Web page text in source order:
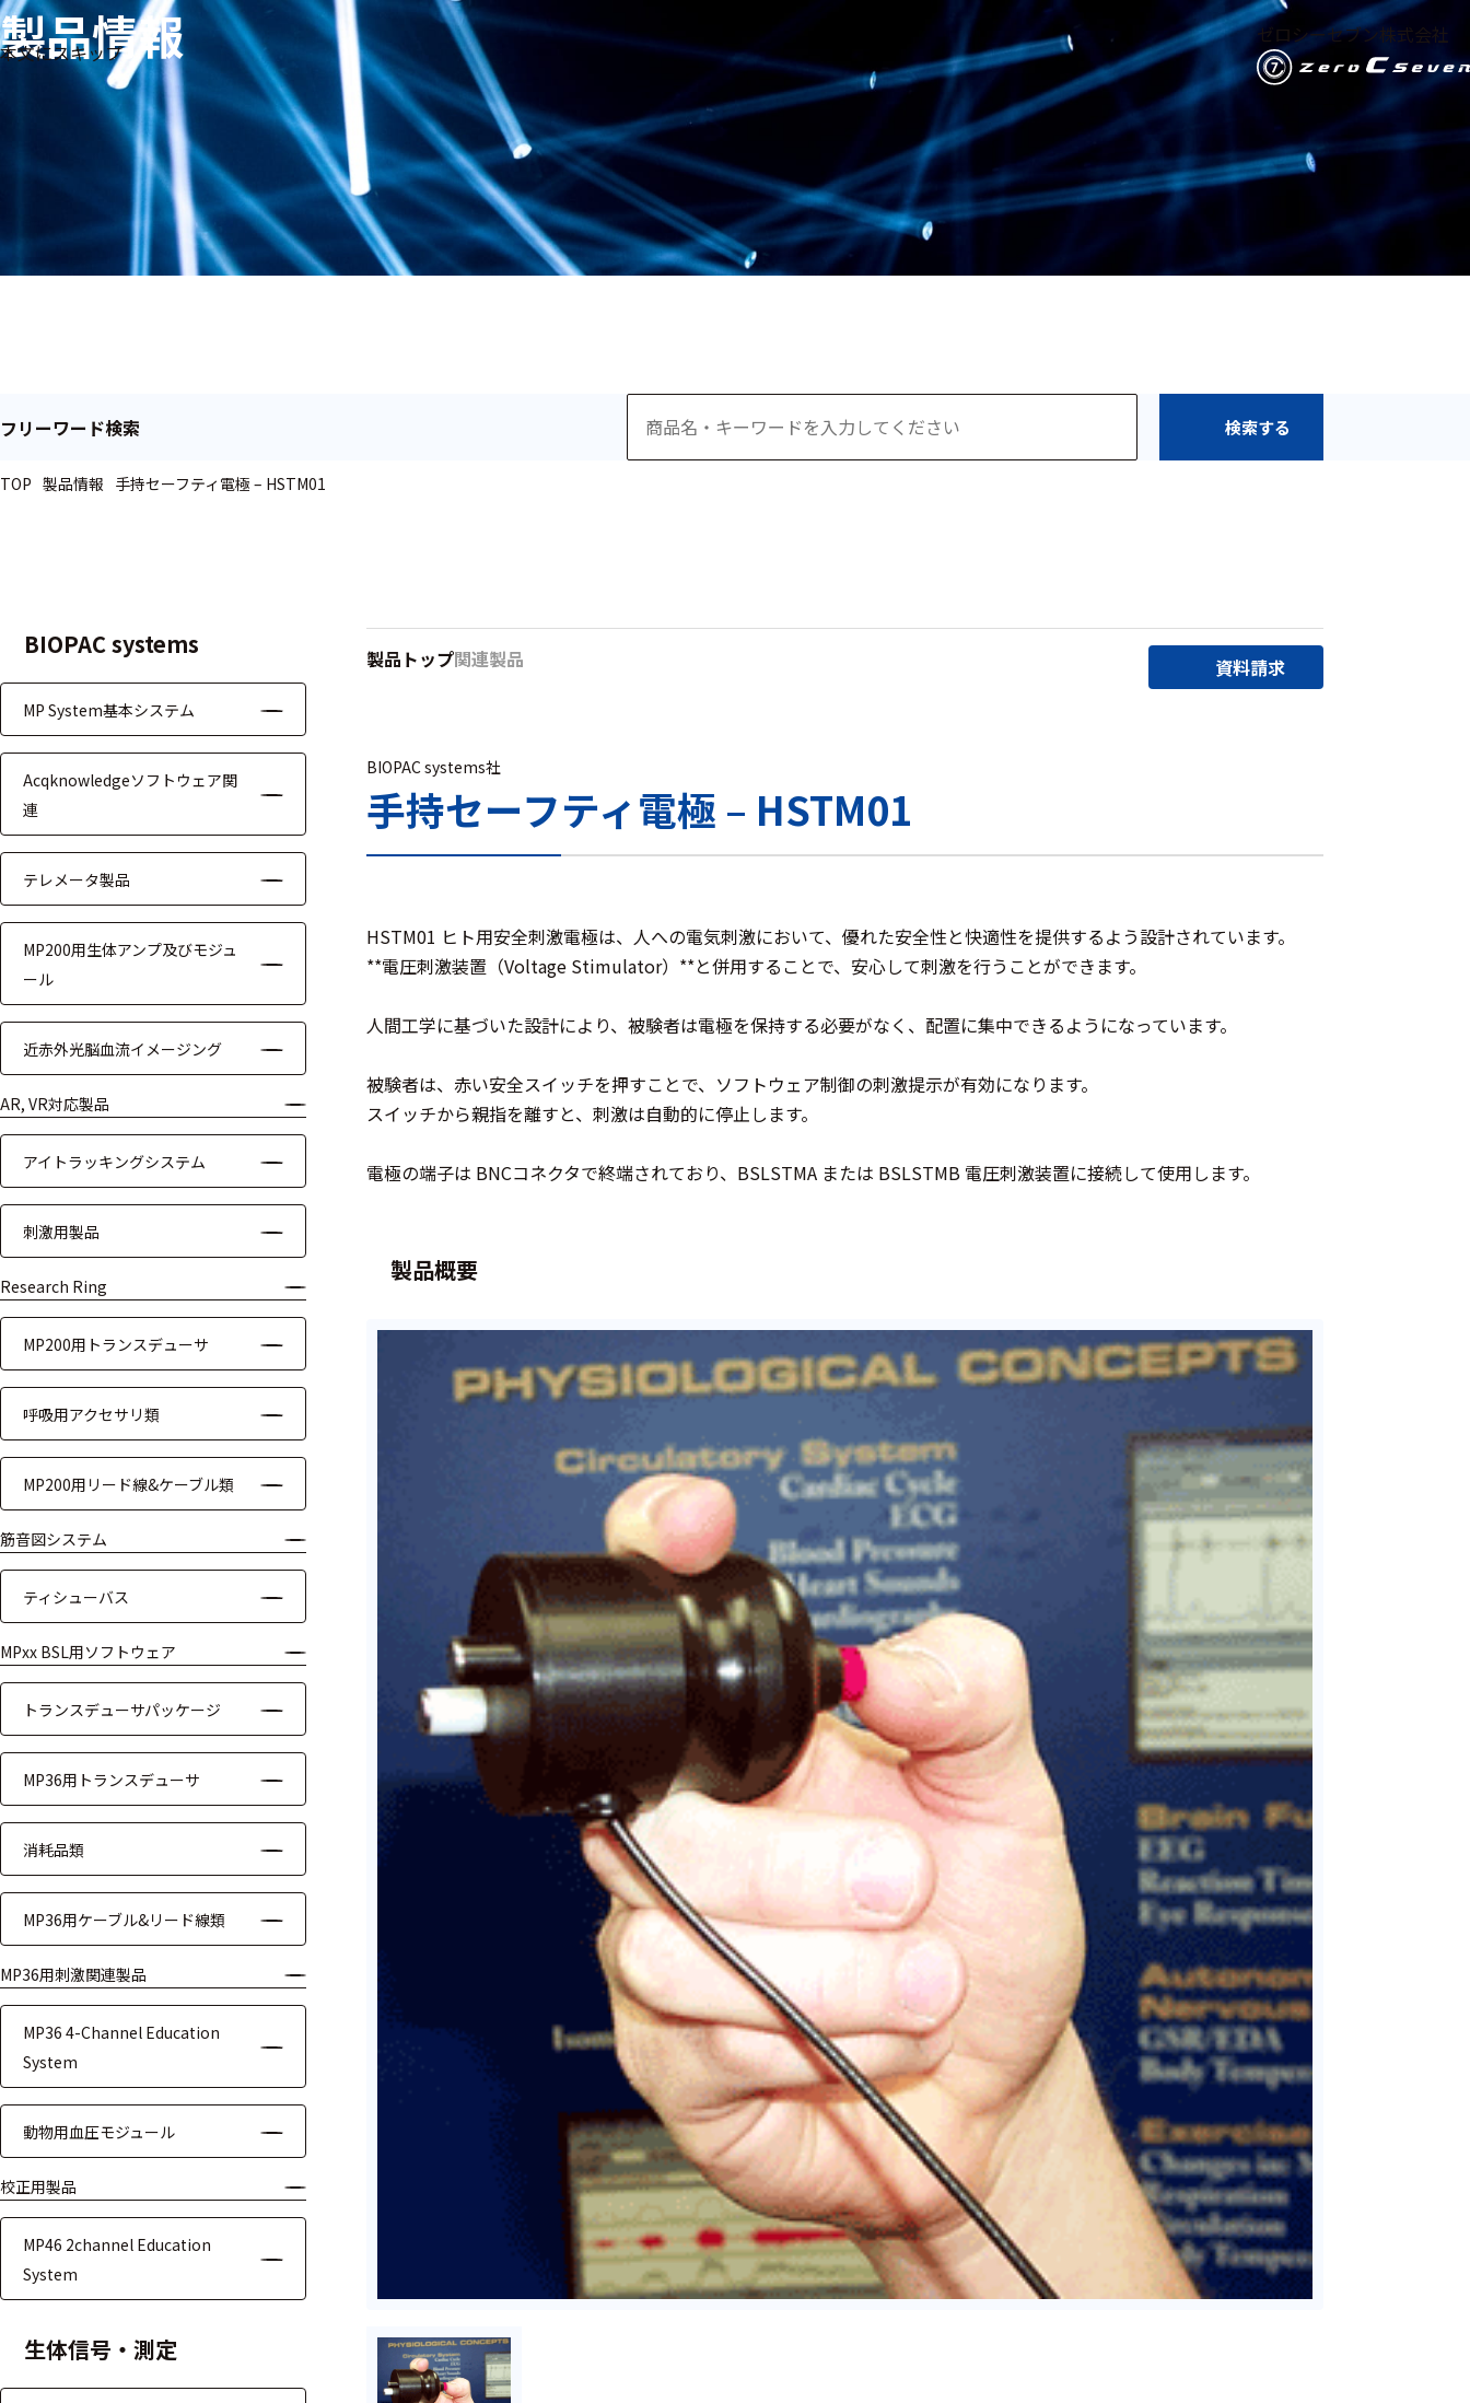
本文にスキップ
ゼロシーセブン株式会社
生体
信
号・
測定
メー
カー
フリ
検索
療
用
研
究
用
教
用
ワイヤレス・無
線対応
MRI対応
システム・周辺
構成
装置本体
デバイス
テム
トリガー
ケーブル
テレメー
タ
スイッチ
センサ・信号処
信号処理
モジュー
ル
フィルタ
ソフトウ
機器
ゴニオメ
ータ
製品情報
フリーワード検索 検索する
TOP 製品情報 手持セーフティ電極 – HSTM01
BIOPAC systems
MP System基本システム
Acqknowledgeソフトウェア関
連
テレメータ製品
MP200用生体アンプ及びモジュ
ール
近赤外光脳血流イメージング
AR, VR対応製品
アイトラッキングシステム
刺激用製品
Research Ring
MP200用トランスデューサ
呼吸用アクセサリ類
MP200用リード線&ケーブル類
筋音図システム
ティシューバス
MPxx BSL用ソフトウェア
トランスデューサパッケージ
MP36用トランスデューサ
消耗品類
MP36用ケーブル&リード線類
MP36用刺激関連製品
MP36 4-Channel Education
System
動物用血圧モジュール
校正用製品
MP46 2channel Education
System
生体信号・測定
製品トップ関連製品 資料請求
BIOPAC systems社
手持セーフティ電極 – HSTM01
HSTM01 ヒト用安全刺激電極は、人への電気刺激において、優れた安全性と快適性を提供するよう設計されています。
**電圧刺激装置（Voltage Stimulator）**と併用することで、安心して刺激を行うことができます。
人間工学に基づいた設計により、被験者は電極を保持する必要がなく、配置に集中できるようになっています。
被験者は、赤い安全スイッチを押すことで、ソフトウェア制御の刺激提示が有効になります。
スイッチから親指を離すと、刺激は自動的に停止します。
電極の端子は BNCコネクタで終端されており、BSLSTMA または BSLSTMB 電圧刺激装置に接続して使用します。
製品概要